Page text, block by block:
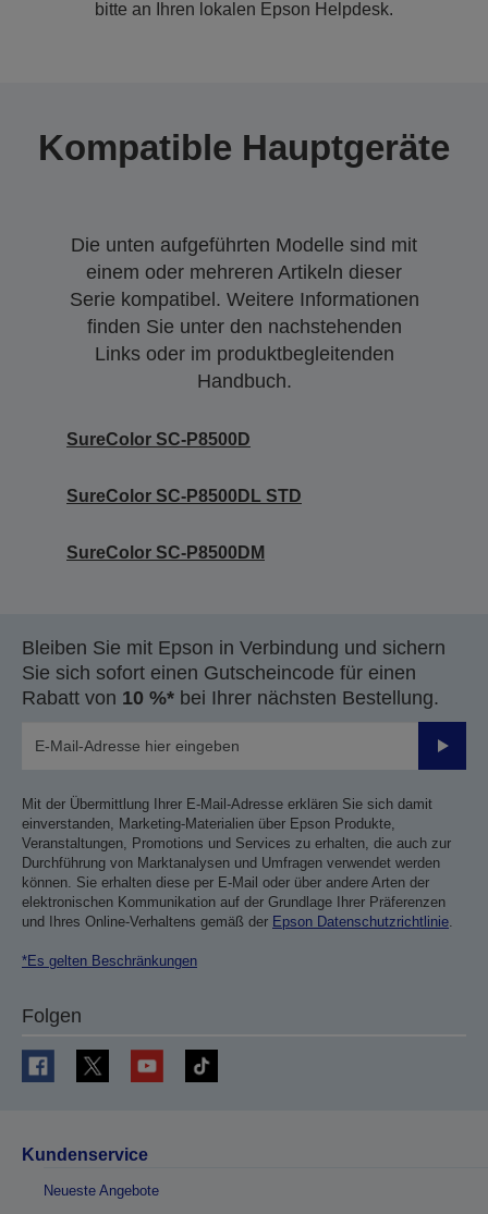
bitte an Ihren lokalen Epson Helpdesk.
Kompatible Hauptgeräte
Die unten aufgeführten Modelle sind mit
einem oder mehreren Artikeln dieser
Serie kompatibel. Weitere Informationen
finden Sie unter den nachstehenden
Links oder im produktbegleitenden
Handbuch.
SureColor SC-P8500D
SureColor SC-P8500DL STD
SureColor SC-P8500DM
Bleiben Sie mit Epson in Verbindung und sichern
Sie sich sofort einen Gutscheincode für einen
Rabatt von 10 %* bei Ihrer nächsten Bestellung.
Mit der Übermittlung Ihrer E-Mail-Adresse erklären Sie sich damit
einverstanden, Marketing-Materialien über Epson Produkte,
Veranstaltungen, Promotions und Services zu erhalten, die auch zur
Durchführung von Marktanalysen und Umfragen verwendet werden
können. Sie erhalten diese per E-Mail oder über andere Arten der
elektronischen Kommunikation auf der Grundlage Ihrer Präferenzen
und Ihres Online-Verhaltens gemäß der Epson Datenschutzrichtlinie.
*Es gelten Beschränkungen
Folgen
Kundenservice
Neueste Angebote